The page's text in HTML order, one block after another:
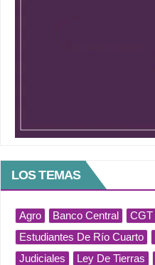
LOS TEMAS
Agro Banco Central CGT
Estudiantes De Río Cuarto
Judiciales
Ley De Tierras